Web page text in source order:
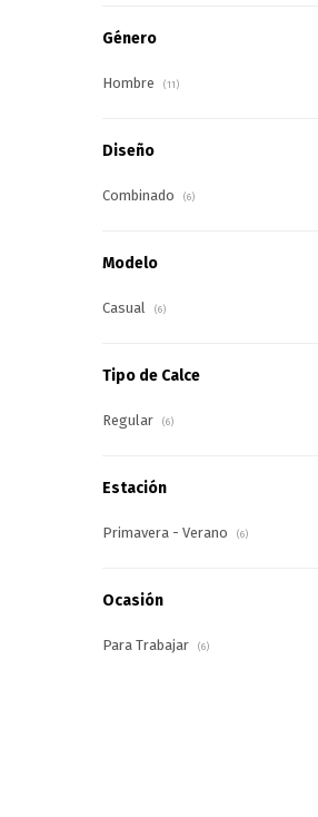
Género
Hombre (11)
Diseño
Combinado (6)
Modelo
Casual (6)
Tipo de Calce
Regular (6)
Estación
Primavera - Verano (6)
Ocasión
Para Trabajar (6)